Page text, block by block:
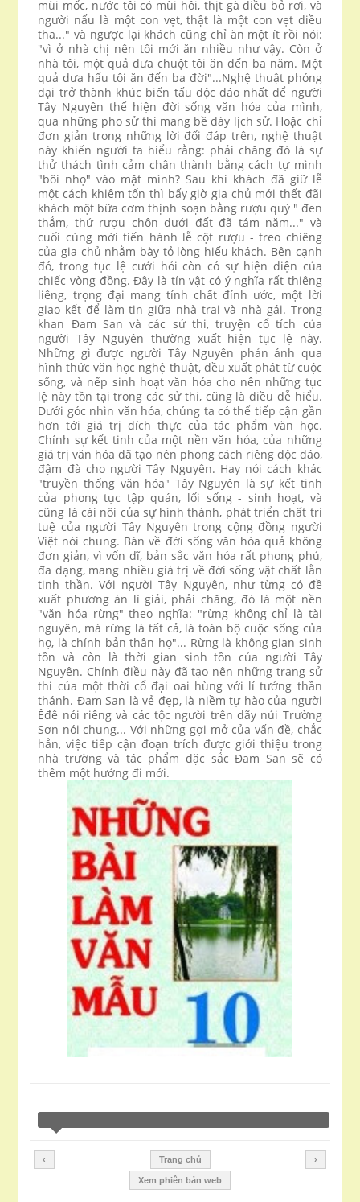
mùi mốc, nước tôi có mùi hôi, thịt gà diều bỏ rơi, và
người nấu là một con vẹt, thật là một con vẹt diều
tha..." và ngược lại khách cũng chỉ ăn một ít rồi nói:
"vì ở nhà chị nên tôi mới ăn nhiều như vậy. Còn ở
nhà tôi, một quả dưa chuột tôi ăn đến ba năm. Một
quả dưa hấu tôi ăn đến ba đời"...Nghệ thuật phóng
đại trở thành khúc biến tấu độc đáo nhất để người
Tây Nguyên thể hiện đời sống văn hóa của mình,
qua những pho sử thi mang bề dày lịch sử. Hoặc chỉ
đơn giản trong những lời đối đáp trên, nghệ thuật
này khiến người ta hiểu rằng: phải chăng đó là sự
thử thách tình cảm chân thành bằng cách tự mình
"bôi nhọ" vào mặt mình? Sau khi khách đã giữ lễ
một cách khiêm tốn thì bấy giờ gia chủ mới thết đãi
khách một bữa cơm thịnh soạn bằng rượu quý " đen
thắm, thứ rượu chôn dưới đất đã tám năm..." và
cuối cùng mới tiến hành lễ cột rượu - treo chiêng
của gia chủ nhằm bày tỏ lòng hiếu khách. Bên cạnh
đó, trong tục lệ cưới hỏi còn có sự hiện diện của
chiếc vòng đồng. Đây là tín vật có ý nghĩa rất thiêng
liêng, trọng đại mang tính chất đính ước, một lời
giao kết để làm tin giữa nhà trai và nhà gái. Trong
khan Đam San và các sử thi, truyện cổ tích của
người Tây Nguyên thường xuất hiện tục lệ này.
Những gì được người Tây Nguyên phản ánh qua
hình thức văn học nghệ thuật, đều xuất phát từ cuộc
sống, và nếp sinh hoạt văn hóa cho nên những tục
lệ này tồn tại trong các sử thi, cũng là điều dễ hiểu.
Dưới góc nhìn văn hóa, chúng ta có thể tiếp cận gần
hơn tới giá trị đích thực của tác phẩm văn học.
Chính sự kết tinh của một nền văn hóa, của những
giá trị văn hóa đã tạo nên phong cách riêng độc đáo,
đậm đà cho người Tây Nguyên. Hay nói cách khác
"truyền thống văn hóa" Tây Nguyên là sự kết tinh
của phong tục tập quán, lối sống - sinh hoạt, và
cũng là cái nôi của sự hình thành, phát triển chất trí
tuệ của người Tây Nguyên trong cộng đồng người
Việt nói chung. Bàn về đời sống văn hóa quả không
đơn giản, vì vốn dĩ, bản sắc văn hóa rất phong phú,
đa dạng, mang nhiều giá trị về đời sống vật chất lẫn
tinh thần. Với người Tây Nguyên, như từng có đề
xuất phương án lí giải, phải chăng, đó là một nền
"văn hóa rừng" theo nghĩa: "rừng không chỉ là tài
nguyên, mà rừng là tất cả, là toàn bộ cuộc sống của
họ, là chính bản thân họ"... Rừng là không gian sinh
tồn và còn là thời gian sinh tồn của người Tây
Nguyên. Chính điều này đã tạo nên những trang sử
thi của một thời cổ đại oai hùng với lí tưởng thần
thánh. Đam San là vẻ đẹp, là niềm tự hào của người
Êđê nói riêng và các tộc người trên dãy núi Trường
Sơn nói chung... Với những gợi mở của vấn đề, chắc
hẳn, việc tiếp cận đoạn trích được giới thiệu trong
nhà trường và tác phẩm đặc sắc Đam San sẽ có
thêm một hướng đi mới.
‹ ›
Trang chủ
Xem phiên bản web